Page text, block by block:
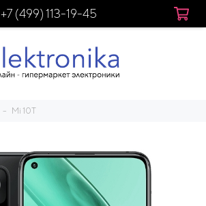
+7 (499) 113-19-45
Mi 10T